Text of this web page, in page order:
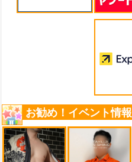
お勧め！イベント情報